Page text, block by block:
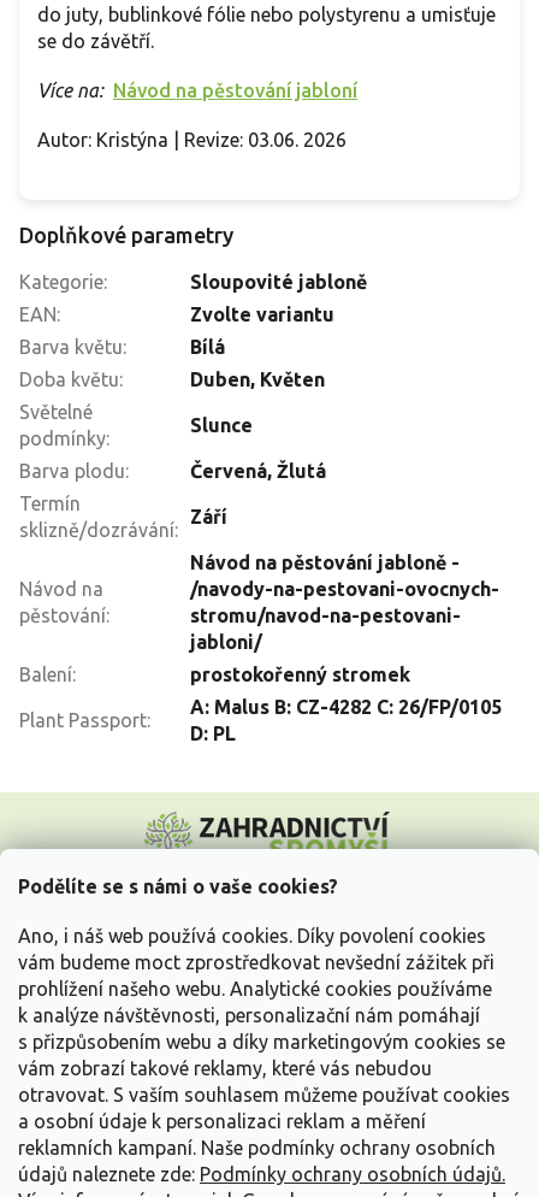
Podělíte se s námi o vaše cookies?
Ano, i náš web používá cookies. Díky povolení cookies
vám budeme moct zprostředkovat nevšední zážitek při
prohlížení našeho webu. Analytické cookies používáme
k analýze návštěvnosti, personalizační nám pomáhají
s přizpůsobením webu a díky marketingovým cookies se
vám zobrazí takové reklamy, které vás nebudou
otravovat. S vaším souhlasem můžeme používat cookies
a osobní údaje k personalizaci reklam a měření
reklamních kampaní. Naše podmínky ochrany osobních
údajů naleznete zde: Podmínky ochrany osobních údajů.
do juty, bublinkové fólie nebo polystyrenu a umisťuje
se do závětří.
Více na: Návod na pěstování jabloní
Autor: Kristýna | Revize: 03.06. 2026
Doplňkové parametry
Kategorie:
Sloupovité jabloně
EAN:
Zvolte variantu
Barva květu:
Bílá
Doba květu:
Duben, Květen
Světelné
podmínky:
Slunce
Barva plodu:
Červená, Žlutá
Termín
sklizně/dozrávání:
Září
Návod na
pěstování:
Návod na pěstování jabloně -
/navody-na-pestovani-ovocnych-
stromu/navod-na-pestovani-
jabloni/
Balení: prostokořenný stromek
Plant Passport:
A: Malus B: CZ-4282 C: 26/FP/0105
D: PL
p
Vše o nákupu
Informace pro Vás
Kontakujte nás